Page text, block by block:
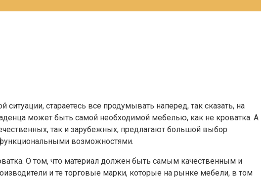
стараетесь все продумывать наперед, так сказать, на
может быть самой необходимой мебелью, как не кроватка. А
так и зарубежных, предлагают большой выбор
возможностями.
О том, что материал должен быть самым качественным и
и те торговые марки, которые на рынке мебели, в том